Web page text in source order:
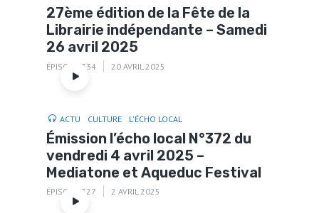
27ème édition de la Fête de la
Librairie indépendante – Samedi
26 avril 2025
ÉPISODE 334 20 AVRIL 2025
ACTU CULTURE L'ÉCHO LOCAL
Émission l’écho local N°372 du
vendredi 4 avril 2025 –
Mediatone et Aqueduc Festival
ÉPISODE 327 2 AVRIL 2025